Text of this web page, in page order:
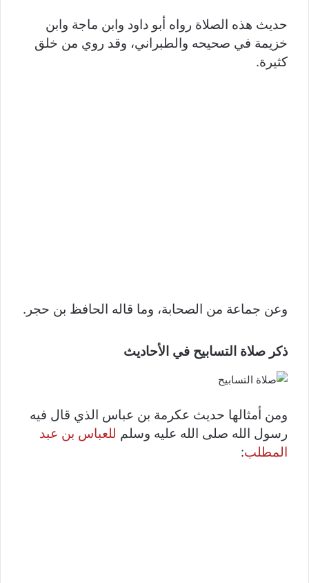
حديث هذه الصلاة رواه أبو داود وابن ماجة وابن
خزيمة في صحيحه والطبراني، وقد روي من خلق
كثيرة.
وعن جماعة من الصحابة، وما قاله الحافظ بن حجر.
ذكر صلاة التسابيح في الأحاديث
ومن أمثالها حديث عكرمة بن عباس الذي قال فيه
رسول الله صلى الله عليه وسلم للعباس بن عبد
المطلب: